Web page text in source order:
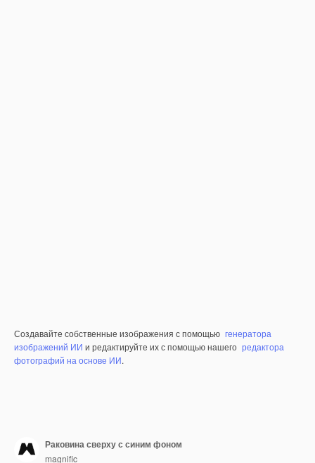
Создавайте собственные изображения с помощью генератора
изображений ИИ и редактируйте их с помощью нашего редактора
фотографий на основе ИИ.
Раковина сверху с синим фоном
magnific